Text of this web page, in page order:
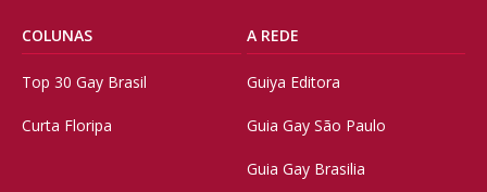
COLUNAS
Top 30 Gay Brasil
Curta Floripa
A REDE
Guiya Editora
Guia Gay São Paulo
Guia Gay Brasilia